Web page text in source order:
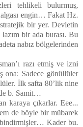
tehlikeli bulurmuş,
engin… Fakat Hz.
stratejik bir yer. Devletin
bir ada burası. Bu
nabız bölgelerinden
razı etmiş ve izni
ona: Sadece gönüllüler
İlk safta 80’lik nine
b. Samit…
karaya çıkarlar. Eee...
de böyle bir mübarek
bindirmişler… Kader bu.